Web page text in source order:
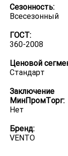
Сезонность:
Всесезонный
ГОСТ:
360-2008
Ценовой
Стандарт
Заключение
МинПромТорг:
Нет
Бренд:
VENTO